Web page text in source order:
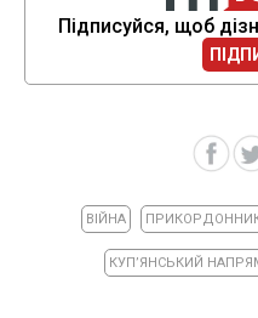
Підписуйся, щоб
ВІЙНА
КУПʼЯНСЬКИЙ